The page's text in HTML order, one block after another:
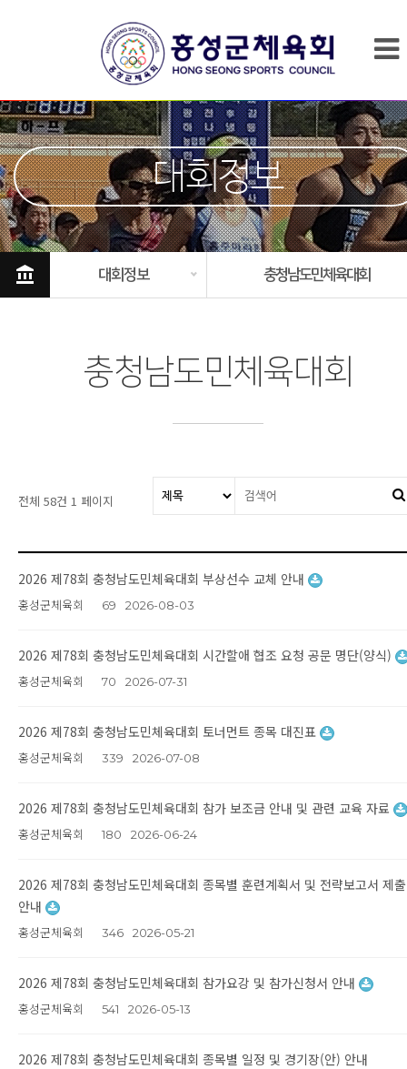
대회정보
account_balance 대회정보 충청남도민체육대회
충청남도민체육대회
전체 58건 1 페이지
2026 제78회 충청남도민체육대회 부상선수 교체 안내
홍성군체육회 69 2026-08-03
2026 제78회 충청남도민체육대회 시간할애 협조 요청 공문 명단(양식)
홍성군체육회 70 2026-07-31
2026 제78회 충청남도민체육대회 토너먼트 종목 대진표
홍성군체육회 339 2026-07-08
2026 제78회 충청남도민체육대회 참가 보조금 안내 및 관련 교육 자료
홍성군체육회 180 2026-06-24
2026 제78회 충청남도민체육대회 종목별 훈련계획서 및 전략보고서 제출
안내
홍성군체육회 346 2026-05-21
2026 제78회 충청남도민체육대회 참가요강 및 참가신청서 안내
홍성군체육회 541 2026-05-13
2026 제78회 충청남도민체육대회 종목별 일정 및 경기장(안) 안내